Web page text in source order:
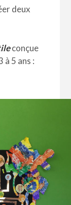
deux
conçue
à 5 ans :